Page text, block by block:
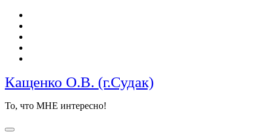
Перейти
содержимому
Кащенко О.В. (г.Судак)
То, что МНЕ интересно!